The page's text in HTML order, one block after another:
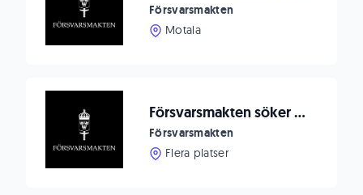
Försvarsmakten
Motala
Försvarsmakten söker Systemtekniker/IT-tekniker till Luleå/Boden
Försvarsmakten
Flera platser